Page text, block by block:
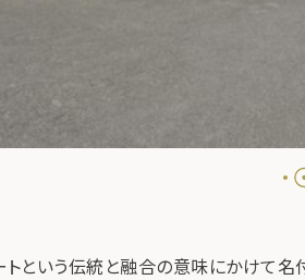
という伝統と融合の意味にかけて